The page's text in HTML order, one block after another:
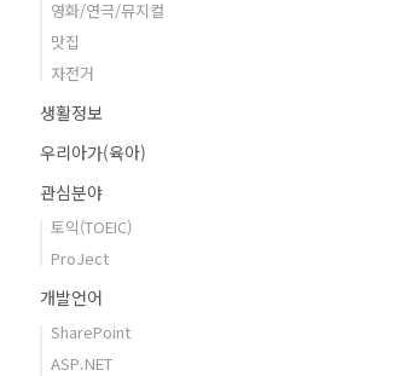
영화/연극/뮤지컬
맛집
자전거
생활정보
우리아가(육아)
관심분야
토익(TOEIC)
ProJect
개발언어
SharePoint
ASP.NET